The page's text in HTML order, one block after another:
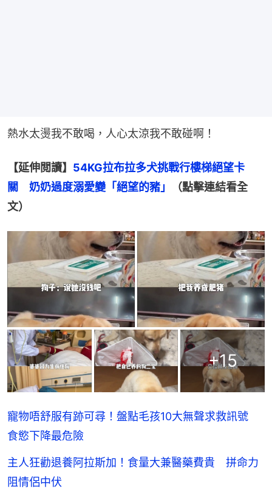
熱水太燙我不敢喝，人心太涼我不敢碰啊！
【延伸閲讀】 54KG拉布拉多犬挑戰行樓梯絕望卡
關　奶奶過度溺愛變「絕望的豬」
（點擊連結看全
文）
+15
寵物唔舒服有跡可尋！盤點毛孩10大無聲求救訊號
食慾下降最危險
主人狂勸退養阿拉斯加！食量大兼醫藥費貴 拼命力
阻情侶中伏